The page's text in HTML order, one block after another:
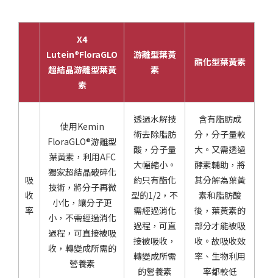
X4
Lutein®FloraGLO
超結晶游離型葉黃
素
游離型葉黃
素
酯化型葉黃素
吸
收
率
使用Kemin
FloraGLO®游離型
葉黃素，利用AFC
獨家超結晶破碎化
技術，將分子再微
小化，讓分子更
小，不需經過消化
過程，可直接被吸
收，轉變成所需的
營養素
透過水解技
術去除脂肪
酸，分子量
大幅縮小。
約只有酯化
型的1/2，不
需經過消化
過程，可直
接被吸收，
轉變成所需
的營養素
含有脂肪成
分，分子量較
大。又需透過
酵素輔助，將
其分解為葉黃
素和脂肪酸
後，葉黃素的
部分才能被吸
收。故吸收效
率、生物利用
率都較低